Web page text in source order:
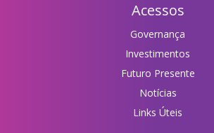
Acessos
Governança
Investimentos
Futuro Presente
Notícias
Links Úteis